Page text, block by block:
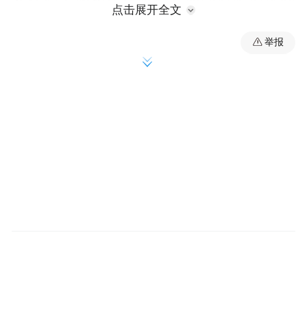
个；港池水域面积约4.87万平方米，能承载
2000吨级及以下客船和50m及以下游艇靠
点击展开全文
举报